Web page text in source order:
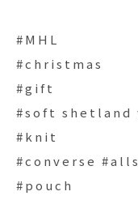
#MHL
#christmas
#gift
#soft shetland
#knit
#converse
#pouch